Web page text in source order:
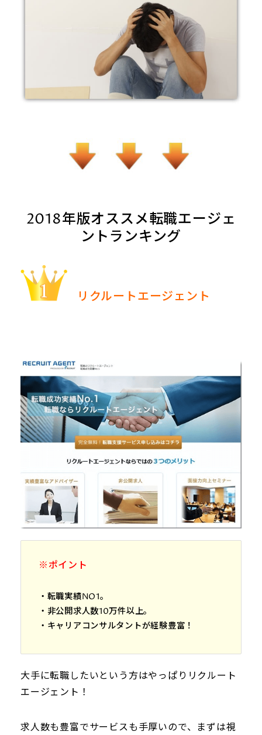
2018年版オススメ転職エージェ
ントランキング
リクルートエージェント
※ポイント
・転職実績NO1。
・非公開求人数10万件以上。
・キャリアコンサルタントが経験豊富！
大手に転職したいという方はやっぱりリクルート
エージェント！
求人数も豊富でサービスも手厚いので、まずは視